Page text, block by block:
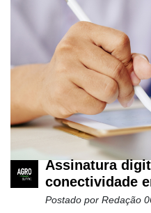
Cadastre-
se
Minha
conta
Assinatura
conectividade
Postado por Redação